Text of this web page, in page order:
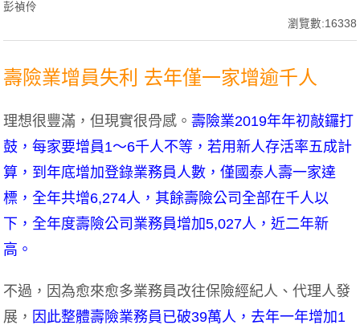
彭禎伶
瀏覽數:16338
壽險業增員失利 去年僅一家增逾千人
理想很豐滿，但現實很骨感。壽險業2019年年初敲鑼打
鼓，每家要增員1～6千人不等，若用新人存活率五成計
算，到年底增加登錄業務員人數，僅國泰人壽一家達
標，全年共增6,274人，其餘壽險公司全部在千人以
下，全年度壽險公司業務員增加5,027人，近二年新
高。
不過，因為愈來愈多業務員改往保險經紀人、代理人發
展， 因此整體壽險業務員已破39萬人，去年一年增加1